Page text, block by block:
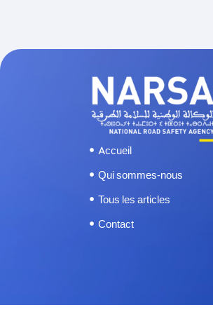
Accueil
Qui sommes-nous
Tous les articles
Contact